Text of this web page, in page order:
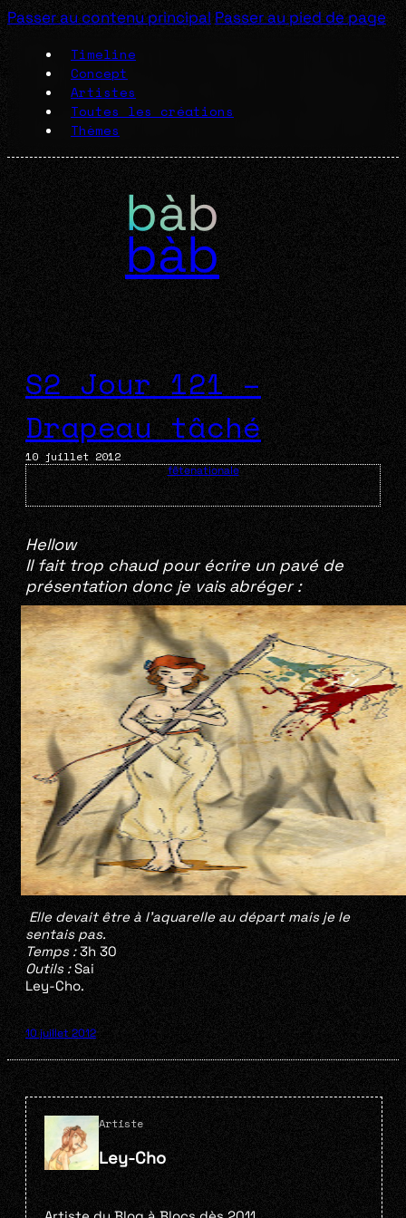
Passer au contenu principal Passer au pied de page
Timeline
Concept
Artistes
Toutes les créations
Thèmes
bàb
S2 Jour 121 –
Drapeau tâché
10 juillet 2012
fêtenationale
Hellow
Il fait trop chaud pour écrire un pavé de
présentation donc je vais abréger :
Elle devait être à l’aquarelle au départ mais je le
sentais pas.
Temps :3h 30
Outils :Sai
Ley-Cho.
10 juillet 2012
Artiste
Ley-Cho